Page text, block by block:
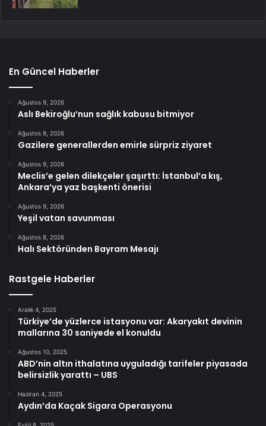
En Güncel Haberler
Ağustos 9, 2026
Aslı Bekiroğlu’nun sağlık kabusu bitmiyor
Ağustos 9, 2026
Gazilere generallerden emirle sürpriz ziyaret
Ağustos 9, 2026
Meclis’e gelen dilekçeler şaşırttı: İstanbul’a kış,
Ankara’ya yaz başkenti önerisi
Ağustos 9, 2026
Yeşil vatan savunması
Ağustos 8, 2026
Halı Sektöründen Bayram Mesajı
Rastgele Haberler
Aralık 4, 2025
Türkiye’de yüzlerce istasyonu var: Akaryakıt devinin
mallarına 30 saniyede el konuldu
Ağustos 10, 2025
ABD’nin altın ithalatına uyguladığı tarifeler piyasada
belirsizlik yarattı – UBS
Haziran 4, 2025
Aydın’da Kaçak Sigara Operasyonu
Eylül 8, 2025